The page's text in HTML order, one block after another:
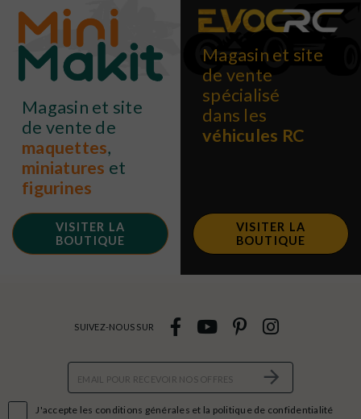
Magasin et site
de vente de
maquettes,
miniatures et
figurines
VISITER LA
BOUTIQUE
Magasin et site
de vente
spécialisé
dans les
véhicules RC
VISITER LA
BOUTIQUE
J'accepte les conditions générales et la politique de confidentialité
SUIVEZ-NOUS SUR